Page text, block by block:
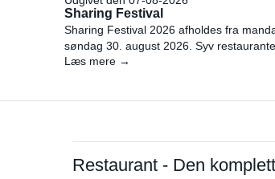
Sharing Festival
Sharing Festival 2026 afholdes fra
søndag 30. august 2026. Syv
Læs mere →
Restaurant - Den